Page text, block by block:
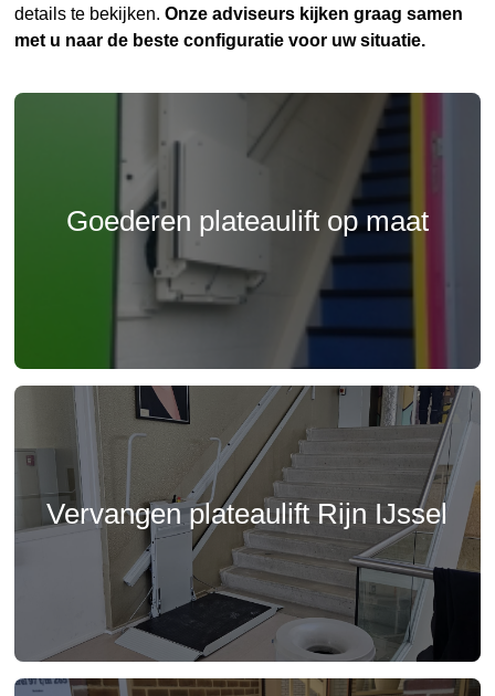
details te bekijken.Onze adviseurs kijken graag samen
met u naar de beste configuratie voor uw situatie.
Goederen plateaulift op maat
Vervangen plateaulift Rijn IJssel